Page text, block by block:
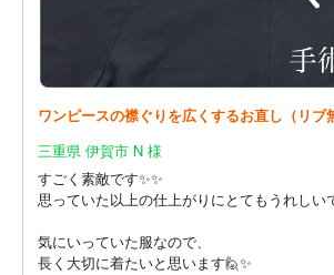
ワンピースの襟ぐりを広くするお直し（リブ
三重県 伊賀市 N 様
すごく素敵です✨✨
思っていた以上の仕上がりにとてもうれしい
気にいっていた服なので、
長く大切に着たいと思います🙋✨